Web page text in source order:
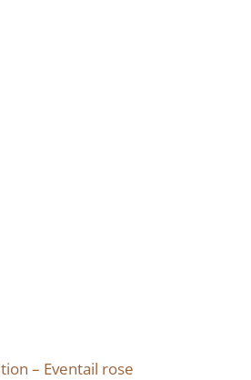
– Eventail rose